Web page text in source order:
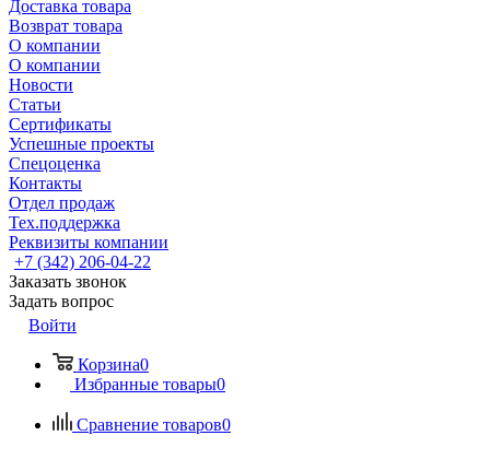
Доставка товара
Возврат товара
О компании
О компании
Новости
Статьи
Сертификаты
Успешные проекты
Спецоценка
Контакты
Отдел продаж
Тех.поддержка
Реквизиты компании
+7 (342) 206-04-22
Заказать звонок
Задать вопрос
Войти
Корзина0
Избранные товары0
Сравнение товаров0